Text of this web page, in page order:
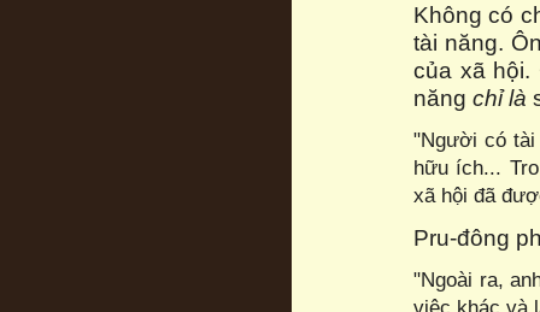
Không có
tài năng.
của xã hội.
năng chỉ là
"Người có tài
hữu ích...
xã hội đã
Pru-đông
"Ngoài ra,